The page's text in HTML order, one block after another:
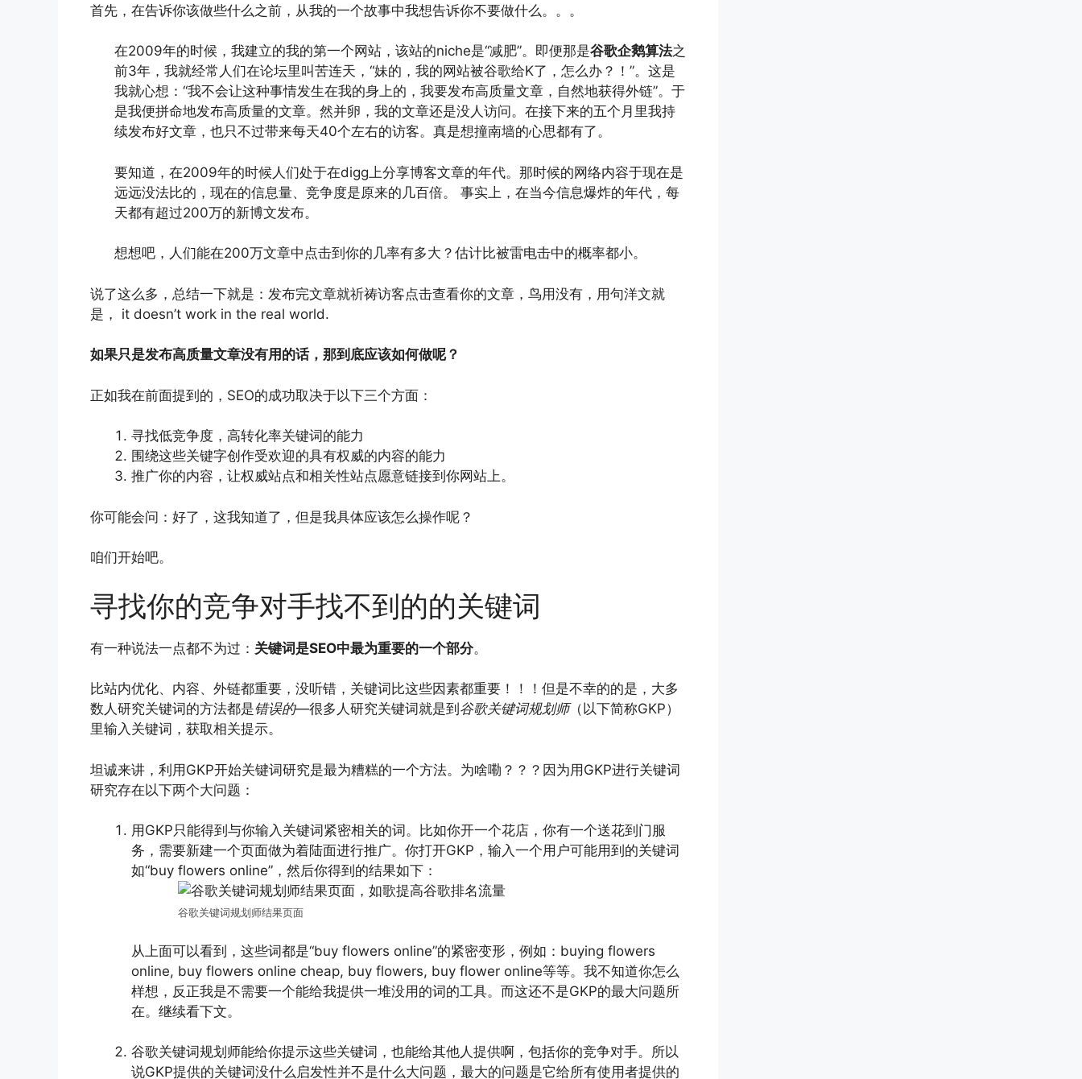
首先，在告诉你该做些什么之前，从我的一个故事中我想告诉你不要做什么。。。
在2009年的时候，我建立的我的第一个网站，该站的niche是“减肥”。即便那是谷歌企鹅算法之
前3年，我就经常人们在论坛里叫苦连天，“妹的，我的网站被谷歌给K了，怎么办？！”。这是
我就心想：“我不会让这种事情发生在我的身上的，我要发布高质量文章，自然地获得外链”。于
是我便拼命地发布高质量的文章。然并卵，我的文章还是没人访问。在接下来的五个月里我持
续发布好文章，也只不过带来每天40个左右的访客。真是想撞南墙的心思都有了。
要知道，在2009年的时候人们处于在digg上分享博客文章的年代。那时候的网络内容于现在是
远远没法比的，现在的信息量、竞争度是原来的几百倍。 事实上，在当今信息爆炸的年代，每
天都有超过200万的新博文发布。
想想吧，人们能在200万文章中点击到你的几率有多大？估计比被雷电击中的概率都小。
说了这么多，总结一下就是：发布完文章就祈祷访客点击查看你的文章，鸟用没有，用句洋文就
是， it doesn’t work in the real world.
如果只是发布高质量文章没有用的话，那到底应该如何做呢？
正如我在前面提到的，SEO的成功取决于以下三个方面：
寻找低竞争度，高转化率关键词的能力
围绕这些关键字创作受欢迎的具有权威的内容的能力
推广你的内容，让权威站点和相关性站点愿意链接到你网站上。
你可能会问：好了，这我知道了，但是我具体应该怎么操作呢？
咱们开始吧。
寻找你的竞争对手找不到的的关键词
有一种说法一点都不为过： 关键词是SEO中最为重要的一个部分。
比站内优化、内容、外链都重要，没听错，关键词比这些因素都重要！！！但是不幸的的是，大多
数人研究关键词的方法都是错误的—很多人研究关键词就是到 谷歌关键词规划师（以下简称GKP）
里输入关键词，获取相关提示。
坦诚来讲，利用GKP开始关键词研究是最为糟糕的一个方法。为啥嘞？？？因为用GKP进行关键词
研究存在以下两个大问题：
用GKP只能得到与你输入关键词紧密相关的词。比如你开一个花店，你有一个送花到门服
务，需要新建一个页面做为着陆面进行推广。你打开GKP，输入一个用户可能用到的关键词
如“buy flowers online”，然后你得到的结果如下：
谷歌关键词规划师结果页面
从上面可以看到，这些词都是“buy flowers online”的紧密变形，例如：buying flowers
online, buy flowers online cheap, buy flowers, buy flower online等等。我不知道你怎么
样想，反正我是不需要一个能给我提供一堆没用的词的工具。而这还不是GKP的最大问题所
在。继续看下文。
谷歌关键词规划师能给你提示这些关键词，也能给其他人提供啊，包括你的竞争对手。所以
说GKP提供的关键词没什么启发性并不是什么大问题，最大的问题是它给所有使用者提供的